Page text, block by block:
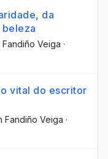
da
Fandiño Veiga ·
vital do escritor
Fandiño Veiga ·